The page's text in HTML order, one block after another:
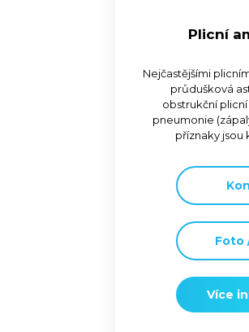
Plicní
Nejčastějšími
průdušková
obstrukční
pneumonie
příznaky jsou
Foto
Více